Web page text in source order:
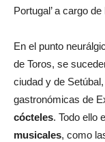
Portugal’ a cargo
En el punto
de Toros, se
ciudad y de Setúbal,
gastronómicas de
cócteles. Todo ello
musicales, como